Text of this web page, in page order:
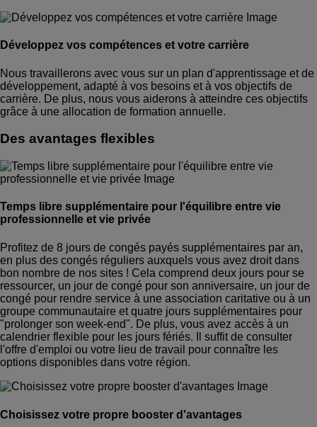
Développez vos compétences et votre carrière
Nous travaillerons avec vous sur un plan d'apprentissage et de
développement, adapté à vos besoins et à vos objectifs de
carrière. De plus, nous vous aiderons à atteindre ces objectifs
grâce à une allocation de formation annuelle.
Des avantages flexibles
Temps libre supplémentaire pour l'équilibre entre vie
professionnelle et vie privée
Profitez de 8 jours de congés payés supplémentaires par an,
en plus des congés réguliers auxquels vous avez droit dans
bon nombre de nos sites ! Cela comprend deux jours pour se
ressourcer, un jour de congé pour son anniversaire, un jour de
congé pour rendre service à une association caritative ou à un
groupe communautaire et quatre jours supplémentaires pour
"prolonger son week-end". De plus, vous avez accès à un
calendrier flexible pour les jours fériés. Il suffit de consulter
l'offre d'emploi ou votre lieu de travail pour connaître les
options disponibles dans votre région.
Choisissez votre propre booster d'avantages